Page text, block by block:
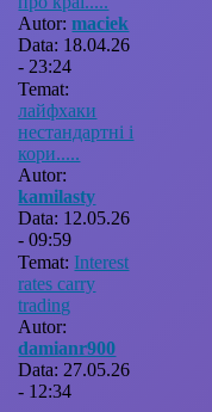
Autor:maciek
Data: 18.04.26
- 23:24
Temat:
лайфхаки
нестандартні і
кори.....
Autor:
kamilasty
Data: 12.05.26
- 09:59
Temat: Interest
rates carry
trading
Autor:
damianr900
Data: 27.05.26
- 12:34